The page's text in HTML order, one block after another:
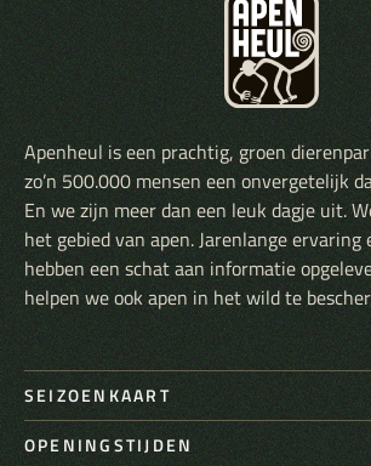
Apenheul is een prachtig, groen
zo’n 500.000 mensen een onvergetelijk
En we zijn meer dan een leuk dagje uit.
het gebied van apen. Jarenlange ervaring
hebben een schat aan informatie
helpen we ook apen in het wild te
SEIZOENKAART
OPENINGSTIJDEN